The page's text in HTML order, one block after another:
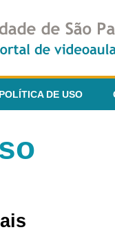
POLÍTICA DE USO